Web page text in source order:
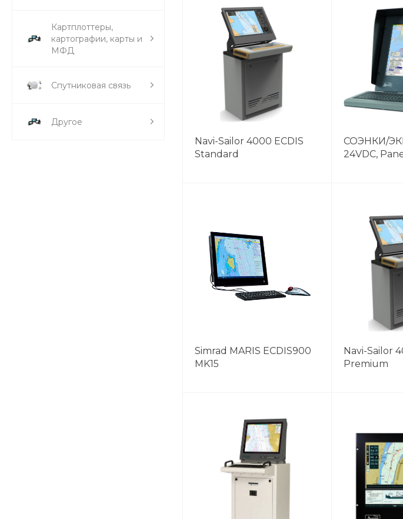
Картплоттеры,
картографии, карты и
МФД
Спутниковая связь
Другое
Navi-Sailor 4000 ECDIS
Standard
СОЭНКИ/
24VDC,
Simrad MARIS ECDIS900
MK15
Navi-Sailor
Premium